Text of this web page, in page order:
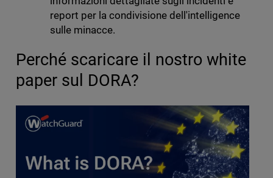
report per la condivisione dell'intelligence
sulle minacce.
Perché scaricare il nostro white
paper sul DORA?